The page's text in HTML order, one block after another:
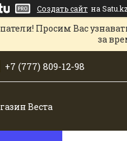
Создать сайт на Satu.kz
Просим Вас
за
+7 (777) 809-12-98
Веста